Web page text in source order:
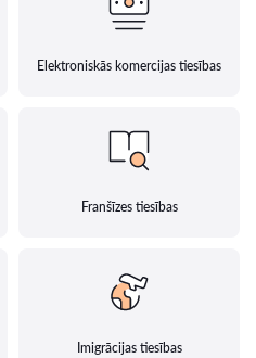
Elektroniskās komercijas tiesības
Franšīzes tiesības
Imigrācijas tiesības